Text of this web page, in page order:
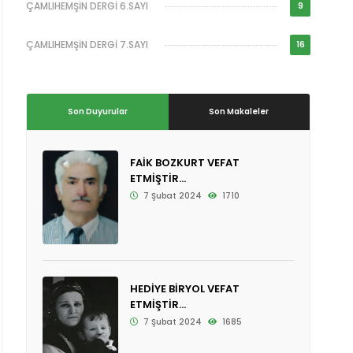
ÇAMLIHEMŞİN DERGİ 6.SAYI 9
ÇAMLIHEMŞİN DERGİ 7.SAYI 16
Son Duyurular Son Makaleler
FAİK BOZKURT VEFAT
ETMİŞTİR...
7 Şubat 2024 1710
HEDİYE BİRYOL VEFAT
ETMİŞTİR...
7 Şubat 2024 1685